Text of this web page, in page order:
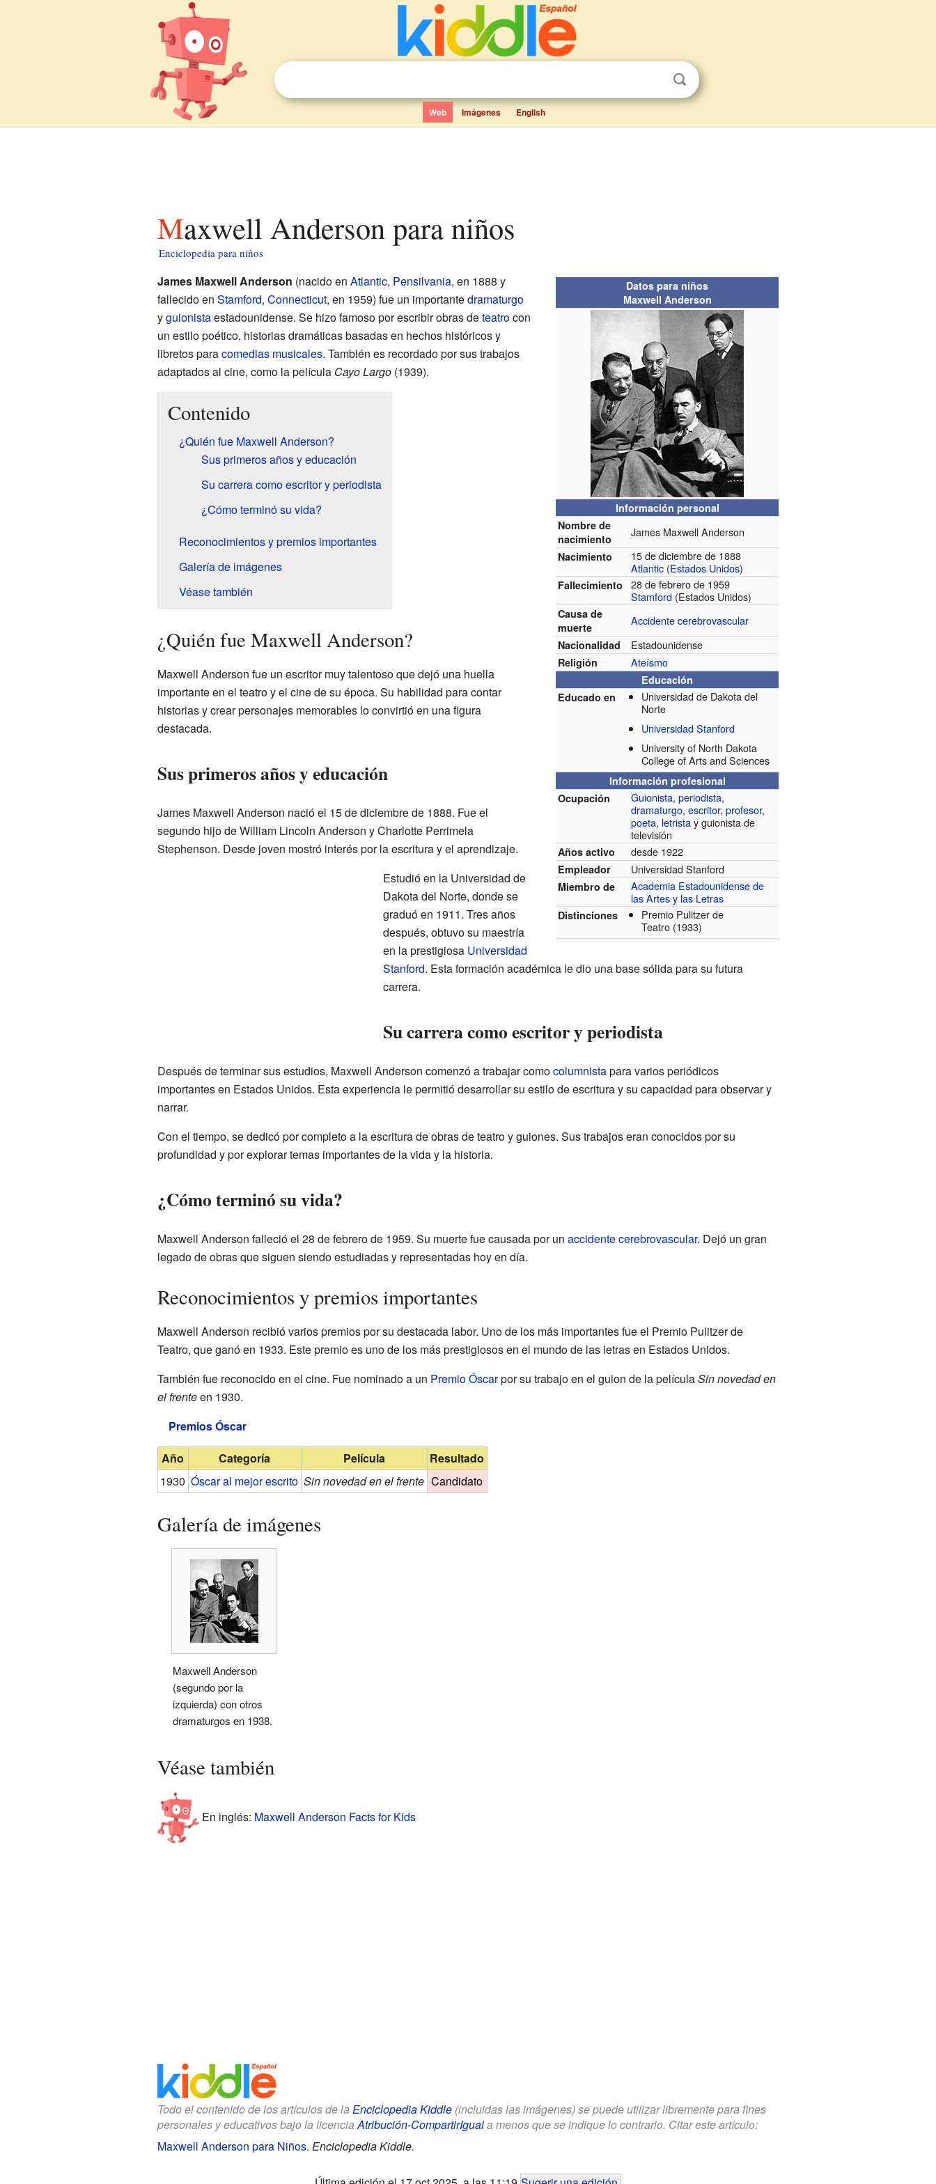
Web Imágenes English
Maxwell Anderson para niños
Enciclopedia para niños
Datos para niños
Maxwell Anderson
Información personal
Nombre de
nacimiento
James Maxwell Anderson
Nacimiento
15 de diciembre de 1888
Atlantic (Estados Unidos)
Fallecimiento
28 de febrero de 1959
Stamford (Estados Unidos)
Causa de
muerte
Accidente cerebrovascular
Nacionalidad Estadounidense
Religión Ateísmo
Educación
Educado en
Universidad de Dakota del
Norte
Universidad Stanford
University of North Dakota
College of Arts and Sciences
Información profesional
Ocupación
Guionista,periodista,
dramaturgo,escritor,profesor,
poeta, letristay guionista de
televisión
Años activo desde 1922
Empleador Universidad Stanford
Miembro de
Academia Estadounidense de
las Artes y las Letras
Distinciones
Premio Pulitzer de
Teatro (1933)
James Maxwell Anderson (nacido en Atlantic, Pensilvania, en 1888 y
fallecido en Stamford, Connecticut, en 1959) fue un importantedramaturgo
yguionistaestadounidense. Se hizo famoso por escribir obras deteatrocon
un estilo poético, historias dramáticas basadas en hechos históricos y
libretos paracomedias musicales. También es recordado por sus trabajos
adaptados al cine, como la película Cayo Largo(1939).
Contenido
¿Quién fue Maxwell Anderson?
Sus primeros años y educación
Su carrera como escritor y periodista
¿Cómo terminó su vida?
Reconocimientos y premios importantes
Galería de imágenes
Véase también
¿Quién fue Maxwell Anderson?
Maxwell Anderson fue un escritor muy talentoso que dejó una huella
importante en el teatro y el cine de su época. Su habilidad para contar
historias y crear personajes memorables lo convirtió en una figura
destacada.
Sus primeros años y educación
James Maxwell Anderson nació el 15 de diciembre de 1888. Fue el
segundo hijo de William Lincoln Anderson y Charlotte Perrimela
Stephenson. Desde joven mostró interés por la escritura y el aprendizaje.
Estudió en la Universidad de
Dakota del Norte, donde se
graduó en 1911. Tres años
después, obtuvo su maestría
en la prestigiosa Universidad
Stanford. Esta formación académica le dio una base sólida para su futura
carrera.
Su carrera como escritor y periodista
Después de terminar sus estudios, Maxwell Anderson comenzó a trabajar comocolumnistapara varios periódicos
importantes en Estados Unidos. Esta experiencia le permitió desarrollar su estilo de escritura y su capacidad para observar y
narrar.
Con el tiempo, se dedicó por completo a la escritura de obras de teatro y guiones. Sus trabajos eran conocidos por su
profundidad y por explorar temas importantes de la vida y la historia.
¿Cómo terminó su vida?
Maxwell Anderson falleció el 28 de febrero de 1959. Su muerte fue causada por un accidente cerebrovascular. Dejó un gran
legado de obras que siguen siendo estudiadas y representadas hoy en día.
Reconocimientos y premios importantes
Maxwell Anderson recibió varios premios por su destacada labor. Uno de los más importantes fue el Premio Pulitzer de
Teatro, que ganó en 1933. Este premio es uno de los más prestigiosos en el mundo de las letras en Estados Unidos.
También fue reconocido en el cine. Fue nominado a un Premio Óscarpor su trabajo en el guion de la películaSin novedad en
el frenteen 1930.
Premios Óscar
Año
Categoría Película
Resultado
1930 Óscar al mejor escrito Sin novedad en el frente Candidato
Galería de imágenes
Maxwell Anderson
(segundo por la
izquierda) con otros
dramaturgos en 1938.
Véase también
En inglés: Maxwell Anderson Facts for Kids
Todo el contenido de los artículos de la Enciclopedia Kiddle(incluidas las imágenes) se puede utilizar libremente para fines
personales y educativos bajo la licencia Atribución-CompartirIguala menos que se indique lo contrario. Citar este artículo:
Maxwell Anderson para Niños. Enciclopedia Kiddle.